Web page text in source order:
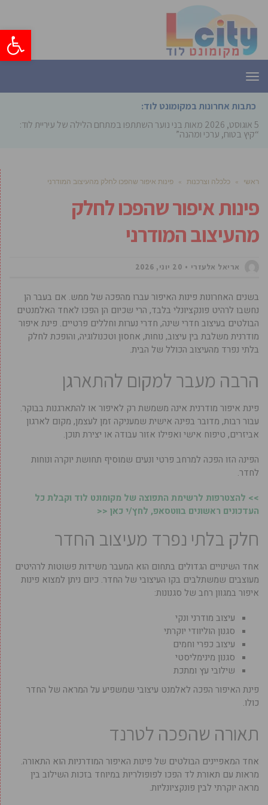
פתח
תפריט
כתבות אחרונות במקומונט לוד:
5 אוגוסט, 2026
מאות בני נוער השתתפו במתחם הלילה של עיריית לוד:
“קיץ בטוח, ערכי ומהנה”
ראשי » כלכלה וצרכנות » פינות איפור שהפכו לחלק מהעיצוב המודרני
פינות איפור שהפכו לחלק
מהעיצוב המודרני
אריאל אלעזרי 20 יוני, 2026
בשנים האחרונות פינות האיפור עברו מהפכה של ממש. אם בעבר הן
נחשבו לרהיט פונקציונלי בלבד, הרי שכיום הן הפכו לאחד האלמנטים
הבולטים בעיצוב חדרי שינה, חדרי נערות וחללים פרטיים. פינת איפור
מודרנית משלבת בין עיצוב, נוחות, אחסון וטכנולוגיה, והופכת לחלק
בלתי נפרד מהעיצוב הכולל של הבית.
הרבה מעבר למקום להתארגן
פינת איפור מודרנית אינה משמשת רק לאיפור או להתארגנות בבוקר.
עבור רבות, מדובר בפינה אישית שמעניקה זמן לעצמן, מקום לארגון
אביזרים, טיפוח אישי ואפילו אזור עבודה או יצירת תוכן.
הפינה הזו הפכה למרחב פרטי ונעים שמוסיף תחושת יוקרה ונוחות
לחדר.
>> להצטרפות לרשימת התפוצה של מקומונט לוד וקבלת כל
העדכונים ראשונים בווטסאפ, לחץ/י כאן <<
חלק בלתי נפרד מעיצוב החדר
אחד השינויים הגדולים בתחום הוא המעבר משידות פשוטות לרהיטים
מעוצבים שמשתלבים בקו העיצובי של החדר. כיום ניתן למצוא פינות
איפור במגוון רחב של סגנונות:
עיצוב מודרני ונקי
סגנון הוליוודי יוקרתי
עיצוב כפרי וחמים
סגנון מינימליסטי
שילובי עץ ומתכת
פינת האיפור הפכה לאלמנט עיצובי שמשפיע על המראה של החדר
כולו.
תאורה שהפכה לטרנד
אחד המאפיינים הבולטים של פינות האיפור המודרניות הוא התאורה.
מראות עם תאורת לד הפכו לפופולריות במיוחד בזכות השילוב בין
מראה יוקרתי לבין פונקציונליות.